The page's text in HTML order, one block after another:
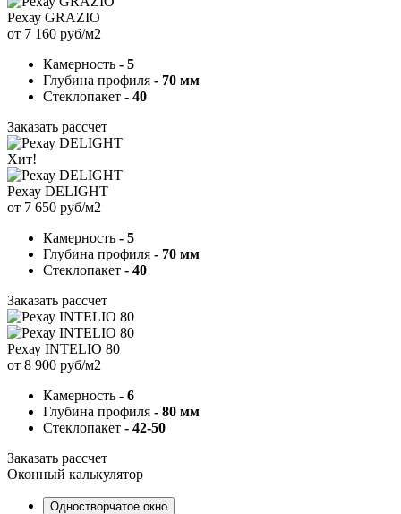
Рехау GRAZIO
от 7 160 руб/м2
Камерность - 5
Глубина профиля - 70 мм
Стеклопакет - 40
Заказать рассчет
Хит!
Рехау DELIGHT
от 7 650 руб/м2
Камерность - 5
Глубина профиля - 70 мм
Стеклопакет - 40
Заказать рассчет
Рехау INTELIO 80
от 8 900 руб/м2
Камерность - 6
Глубина профиля - 80 мм
Стеклопакет - 42-50
Заказать рассчет
Оконный калькулятор
Одностворчатое окно